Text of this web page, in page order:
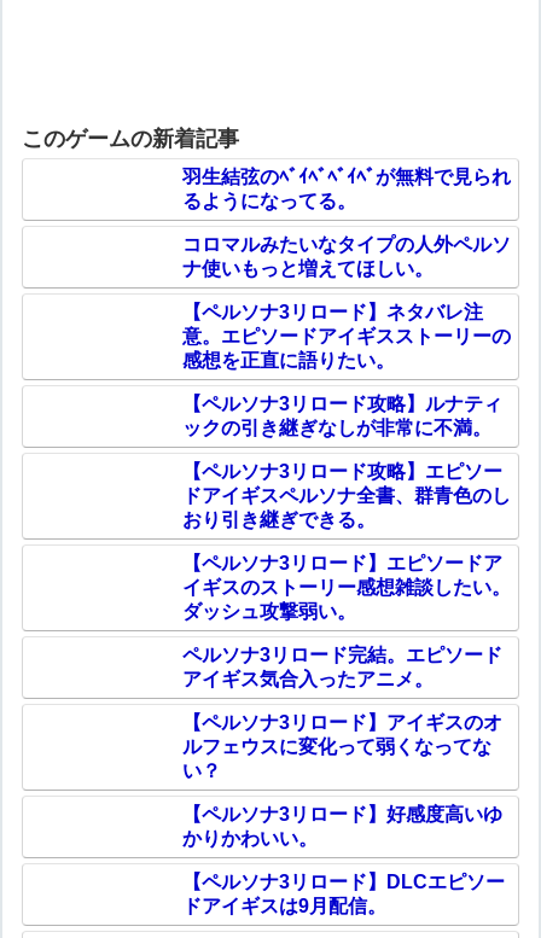
このゲームの新着記事
羽生結弦のﾍﾞｲﾍﾞﾍﾞｲﾍﾞが無料で見られ
るようになってる。
コロマルみたいなタイプの人外ペルソ
ナ使いもっと増えてほしい。
【ペルソナ3リロード】ネタバレ注
意。エピソードアイギスストーリーの
感想を正直に語りたい。
【ペルソナ3リロード攻略】ルナティ
ックの引き継ぎなしが非常に不満。
【ペルソナ3リロード攻略】エピソー
ドアイギスペルソナ全書、群青色のし
おり引き継ぎできる。
【ペルソナ3リロード】エピソードア
イギスのストーリー感想雑談したい。
ダッシュ攻撃弱い。
ペルソナ3リロード完結。エピソード
アイギス気合入ったアニメ。
【ペルソナ3リロード】アイギスのオ
ルフェウスに変化って弱くなってな
い？
【ペルソナ3リロード】好感度高いゆ
かりかわいい。
【ペルソナ3リロード】DLCエピソー
ドアイギスは9月配信。